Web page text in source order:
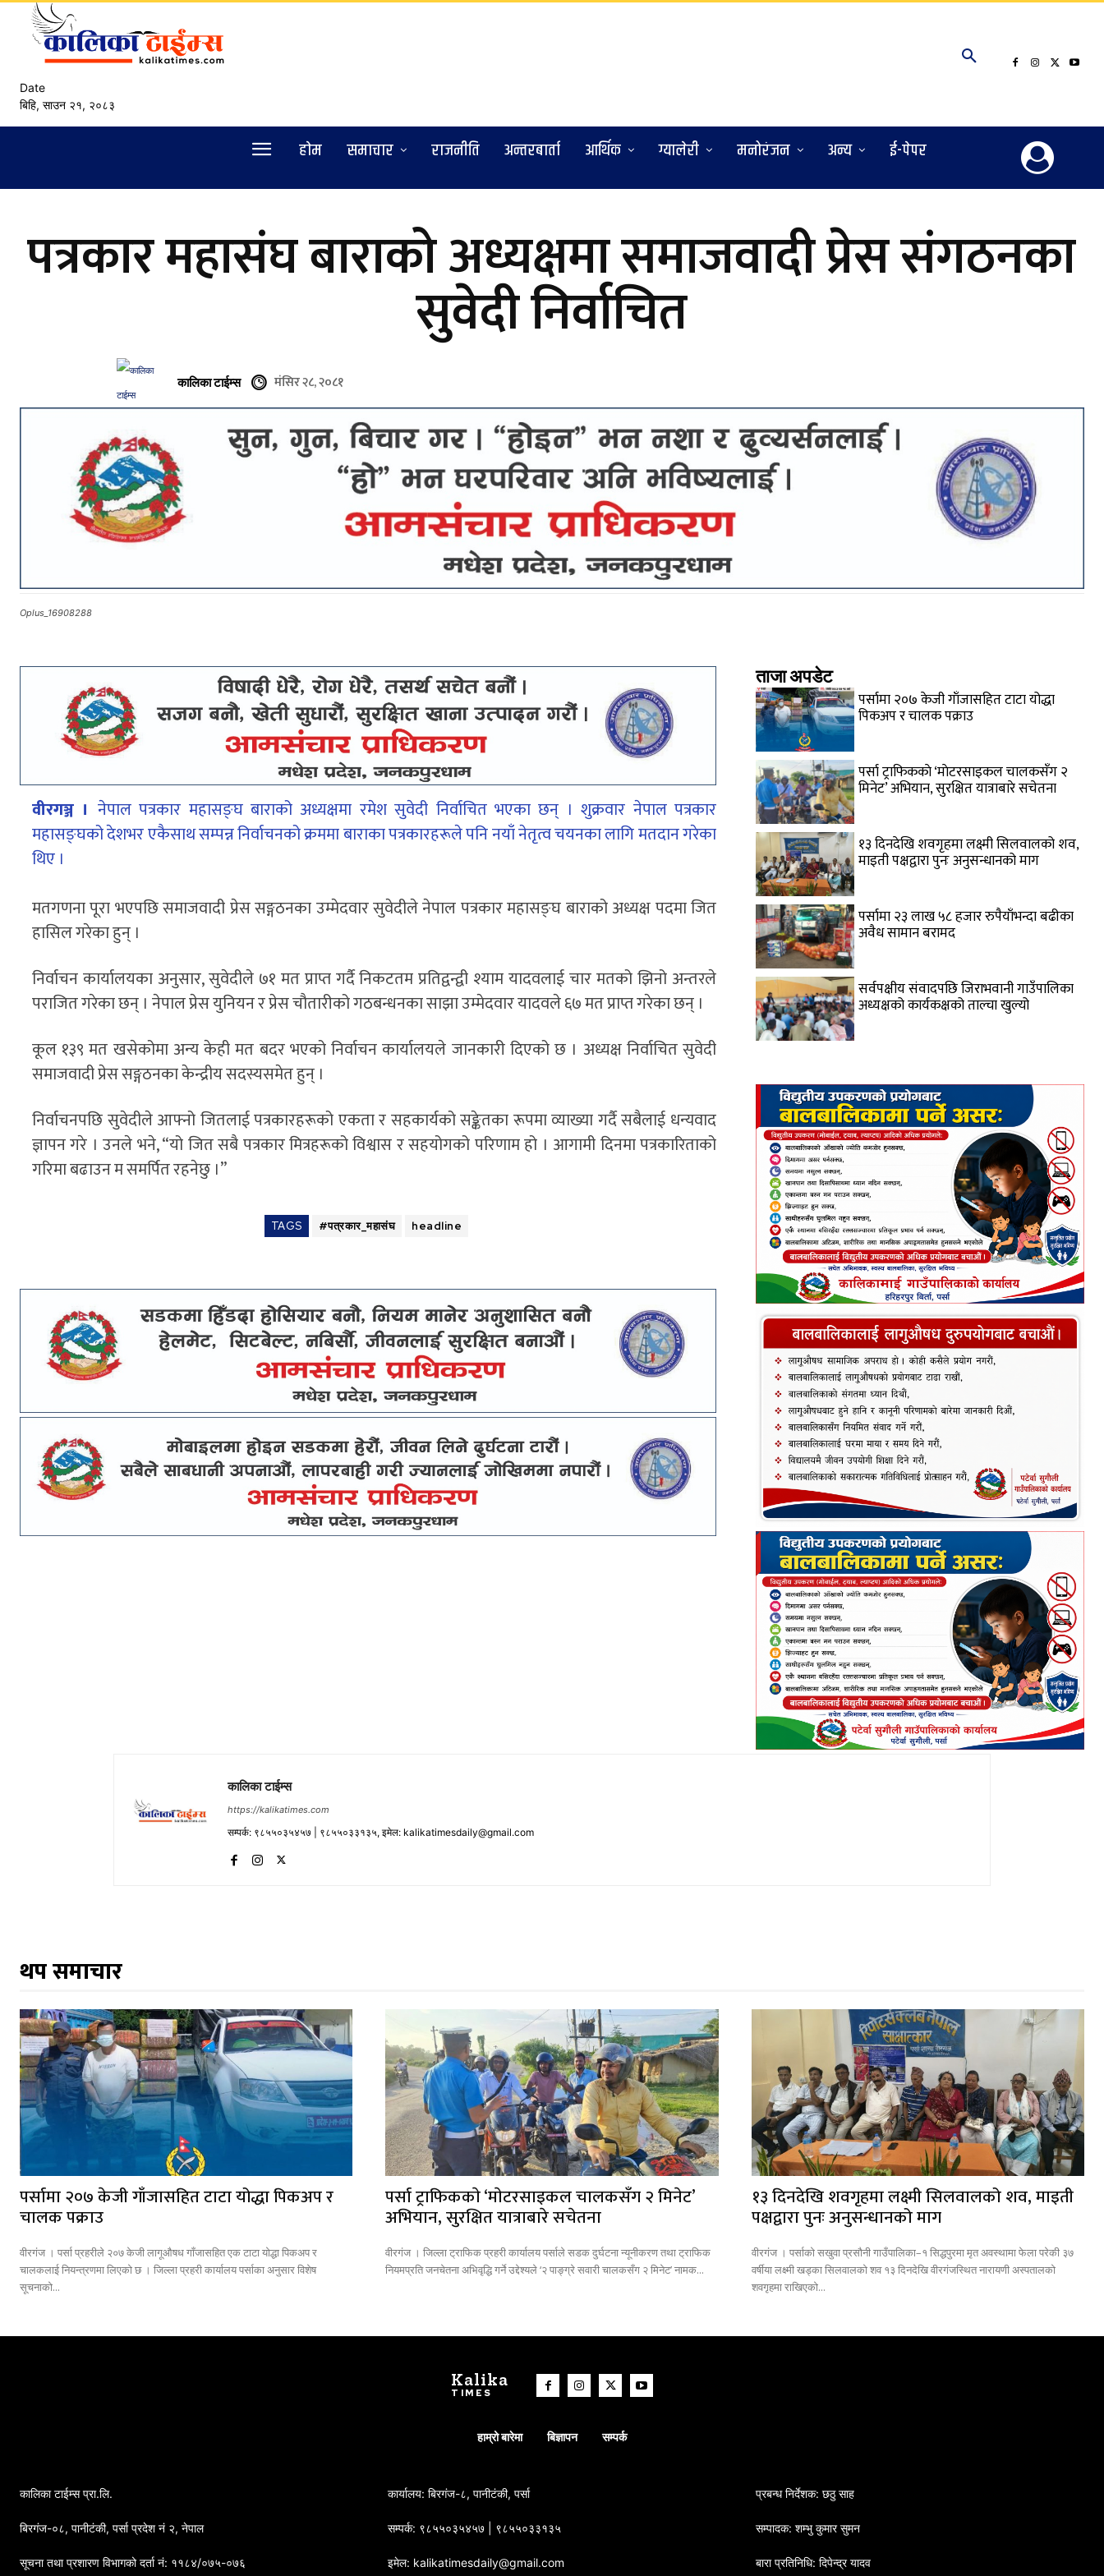
Date
बिहि, साउन २१, २०८३
हाेम समाचार राजनीति अन्तरबार्ता आर्थिक ग्यालेरी मनोरंजन अन्य ई-पेपर
पत्रकार महासंघ बाराको अध्यक्षमा समाजवादी प्रेस संगठनका
सुवेदी निर्वाचित
कालिका टाईम्स मंसिर २८, २०८१
Oplus_16908288
वीरगञ्ज । नेपाल पत्रकार महासङ्घ बाराको अध्यक्षमा रमेश सुवेदी निर्वाचित भएका छन् । शुक्रवार नेपाल पत्रकार
महासङ्घको देशभर एकैसाथ सम्पन्न निर्वाचनको क्रममा बाराका पत्रकारहरूले पनि नयाँ नेतृत्व चयनका लागि मतदान गरेका
थिए ।
मतगणना पूरा भएपछि समाजवादी प्रेस सङ्गठनका उम्मेदवार सुवेदीले नेपाल पत्रकार महासङ्घ बाराको अध्यक्ष पदमा जित
हासिल गरेका हुन् ।
निर्वाचन कार्यालयका अनुसार, सुवेदीले ७१ मत प्राप्त गर्दै निकटतम प्रतिद्वन्द्वी श्याम यादवलाई चार मतको झिनो अन्तरले
पराजित गरेका छन् । नेपाल प्रेस युनियन र प्रेस चौतारीको गठबन्धनका साझा उम्मेदवार यादवले ६७ मत प्राप्त गरेका छन् ।
कूल १३९ मत खसेकोमा अन्य केही मत बदर भएको निर्वाचन कार्यालयले जानकारी दिएको छ । अध्यक्ष निर्वाचित सुवेदी
समाजवादी प्रेस सङ्गठनका केन्द्रीय सदस्यसमेत हुन् ।
निर्वाचनपछि सुवेदीले आफ्नो जितलाई पत्रकारहरूको एकता र सहकार्यको सङ्केतका रूपमा व्याख्या गर्दै सबैलाई धन्यवाद
ज्ञापन गरे । उनले भने, “यो जित सबै पत्रकार मित्रहरूको विश्वास र सहयोगको परिणाम हो । आगामी दिनमा पत्रकारिताको
गरिमा बढाउन म समर्पित रहनेछु ।”
TAGS #पत्रकार_महासंघ headline
ताजा अपडेट
पर्सामा २०७ केजी गाँजासहित टाटा योद्धा
पिकअप र चालक पक्राउ
पर्सा ट्राफिककाे ‘माेटरसाइकल चालकसँग २
मिनेट’ अभियान, सुरक्षित यात्राबारे सचेतना
१३ दिनदेखि शवगृहमा लक्ष्मी सिलवालको शव,
माइती पक्षद्वारा पुनः अनुसन्धानको माग
पर्सामा २३ लाख ५८ हजार रुपैयाँभन्दा बढीका
अवैध सामान बरामद
सर्वपक्षीय संवादपछि जिराभवानी गाउँपालिका
अध्यक्षको कार्यकक्षको ताल्चा खुल्यो
कालिका टाईम्स
https://kalikatimes.com
सम्पर्क: ९८५५०३५४५७ | ९८५५०३३१३५, इमेल: kalikatimesdaily@gmail.com
थप समाचार
पर्सामा २०७ केजी गाँजासहित टाटा योद्धा पिकअप र
चालक पक्राउ
वीरगंज । पर्सा प्रहरीले २०७ केजी लागूऔषध गाँजासहित एक टाटा योद्धा पिकअप र
चालकलाई नियन्त्रणमा लिएको छ । जिल्ला प्रहरी कार्यालय पर्साका अनुसार विशेष
सूचनाको...
पर्सा ट्राफिककाे ‘माेटरसाइकल चालकसँग २ मिनेट’
अभियान, सुरक्षित यात्राबारे सचेतना
वीरगंज । जिल्ला ट्राफिक प्रहरी कार्यालय पर्साले सडक दुर्घटना न्यूनीकरण तथा ट्राफिक
नियमप्रति जनचेतना अभिवृद्धि गर्ने उद्देश्यले ‘२ पाङ्ग्रे सवारी चालकसँग २ मिनेट’ नामक...
१३ दिनदेखि शवगृहमा लक्ष्मी सिलवालको शव, माइती
पक्षद्वारा पुनः अनुसन्धानको माग
वीरगंज । पर्साको सखुवा प्रसौनी गाउँपालिका–१ सिद्धपुरमा मृत अवस्थामा फेला परेकी ३७
वर्षीया लक्ष्मी खड्का सिलवालको शव १३ दिनदेखि वीरगंजस्थित नारायणी अस्पतालको
शवगृहमा राखिएको...
Kalika
TIMES
हाम्रो बारेमा बिज्ञापन सम्पर्क
कालिका टाईम्स प्रा.लि.
बिरगंज-०८, पानीटंकी, पर्सा प्रदेश नं २, नेपाल
सूचना तथा प्रशारण विभागको दर्ता नं: ११८४/०७५-०७६
कार्यालय: बिरगंज-८, पानीटंकी, पर्सा
सम्पर्क: ९८५५०३५४५७ | ९८५५०३३१३५
इमेल: kalikatimesdaily@gmail.com
प्रबन्ध निर्देशक: छठु साह
सम्पादक: शम्भु कुमार सुमन
बारा प्रतिनिधि: दिपेन्द्र यादव